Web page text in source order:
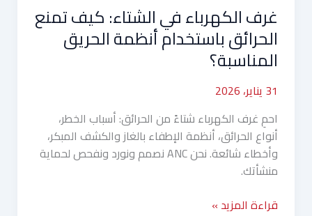
غرف الكهرباء في الشتاء: كيف تمنع
الحرائق باستخدام أنظمة الحريق
المناسبة؟
31 يناير، 2026
احمِ غرف الكهرباء شتاءً من الحرائق: أسباب الخطر،
أنواع الحرائق، أنظمة الإطفاء بالغاز والكشف المبكر،
وأخطاء شائعة. نحن ANC نصمم ونورد ونفحص لحماية
منشأتك.
المناسبة؟
قراءة المزيد »